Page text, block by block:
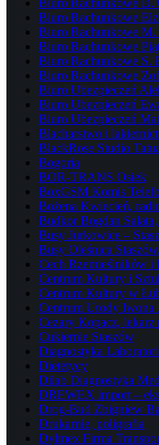
Biuro Rachunkowe D.
Biuro Rachunkowe
Biuro Rachunkowe M.
Biuro Rachunkowe
Biuro Rachunkowe S.
Biuro Rachunkowe
Biuro Ubezpieczeń
Biuro Ubezpieczeń
Biuro Ubezpieczeń
Blacharstwo i
BlackRose Studio
Bogoria
BOR-TRANS Osiek
BoxGSM Komis
Bożena Kwiecień,
Budkor Bogdan
Busy Jurkowice –
Busy Oleśnica
Cech Rzemieślników i
Centrum Kultury i
Centrum Kultury w
Centrum Urody Iwona
Cezary Kopacz, lekarz
Cukiernie Staszów
Diagnostyka
Dietetycy
Dilab Diagnostyka
DREWEX import –
Drog-Bud Zbigniew
Drukarnie, poligrafia
Dylmex Firma